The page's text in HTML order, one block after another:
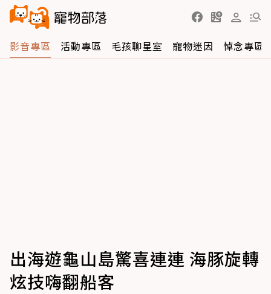
影音專區 活動專區 毛孩聊星室 寵物迷因 悼念專區
出海遊龜山島驚喜連連 海豚旋轉
炫技嗨翻船客